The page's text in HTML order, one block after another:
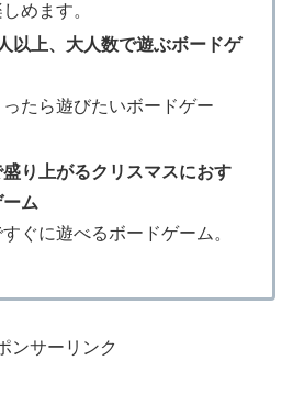
めます。
以上、大人数で遊ぶボードゲ
たら遊びたいボードゲー
り上がるクリスマスにおす
ム
ぐに遊べるボードゲーム。
ンサーリンク